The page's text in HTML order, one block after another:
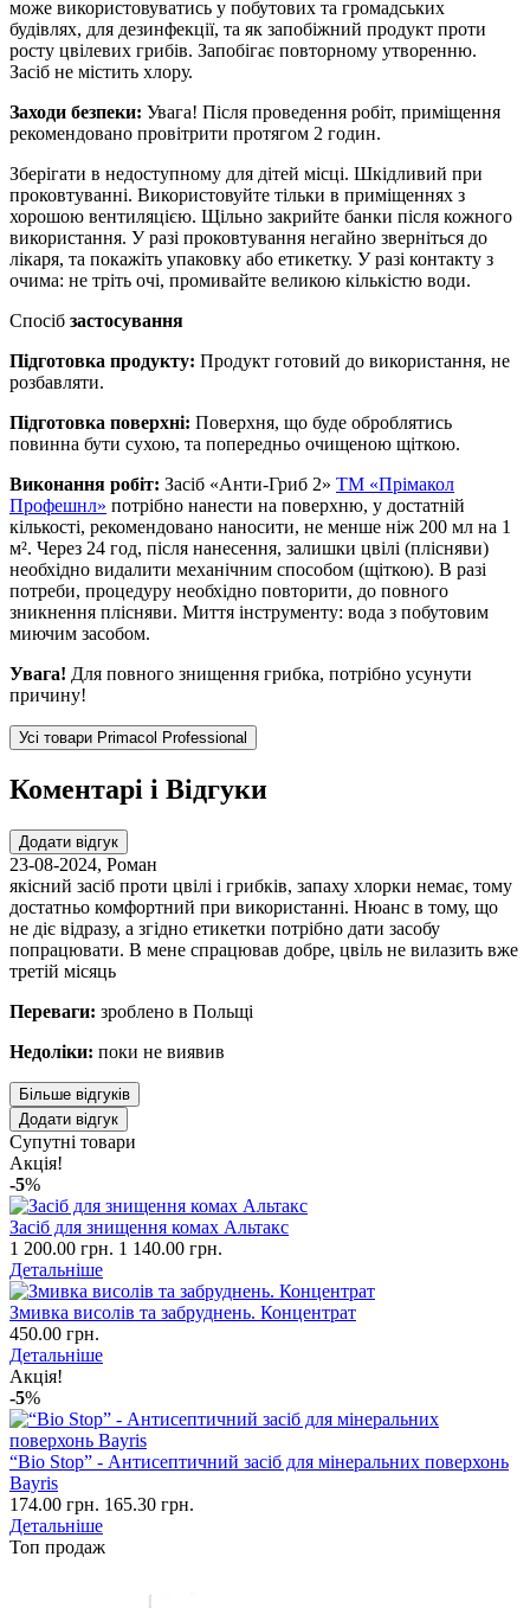
може використовуватись у побутових та громадських
будівлях, для дезинфекції, та як запобіжний продукт проти
росту цвілевих грибів. Запобігає повторному утворенню.
Засіб не містить хлору.
Заходи безпеки: Увага! Після проведення робіт, приміщення
рекомендовано провітрити протягом 2 годин.
Зберігати в недоступному для дітей місці. Шкідливий при
проковтуванні. Використовуйте тільки в приміщеннях з
хорошою вентиляцією. Щільно закрийте банки після кожного
використання. У разі проковтування негайно зверніться до
лікаря, та покажіть упаковку або етикетку. У разі контакту з
очима: не тріть очі, промивайте великою кількістю води.
Спосіб застосування
Підготовка продукту: Продукт готовий до використання, не
розбавляти.
Підготовка поверхні: Поверхня, що буде оброблятись
повинна бути сухою, та попередньо очищеною щіткою.
Виконання робіт: Засіб «Анти-Гриб 2» ТМ «Прімакол
Профешнл» потрібно нанести на поверхню, у достатній
кількості, рекомендовано наносити, не менше ніж 200 мл на 1
м². Через 24 год, після нанесення, залишки цвілі (плісняви)
необхідно видалити механічним способом (щіткою). В разі
потреби, процедуру необхідно повторити, до повного
зникнення плісняви. Миття інструменту: вода з побутовим
миючим засобом.
Увага! Для повного знищення грибка, потрібно усунути
причину!
Усі товари Primacol Professional
Коментарі і Відгуки
Додати відгук
23-08-2024, Роман
якісний засіб проти цвілі і грибків, запаху хлорки немає, тому
достатньо комфортний при використанні. Нюанс в тому, що
не діє відразу, а згідно етикетки потрібно дати засобу
попрацювати. В мене спрацював добре, цвіль не вилазить вже
третій місяць
Переваги: зроблено в Польщі
Недоліки: поки не виявив
Більше відгуків
Додати відгук
Супутні товари
Акція!
-5%
Засіб для знищення комах Альтакс
1 200.00 грн. 1 140.00 грн.
Детальніше
Змивка висолів та забруднень. Концентрат
450.00 грн.
Детальніше
Акція!
-5%
“Bio Stop” - Антисептичний засіб для мінеральних поверхонь
Bayris
174.00 грн. 165.30 грн.
Детальніше
Топ продаж